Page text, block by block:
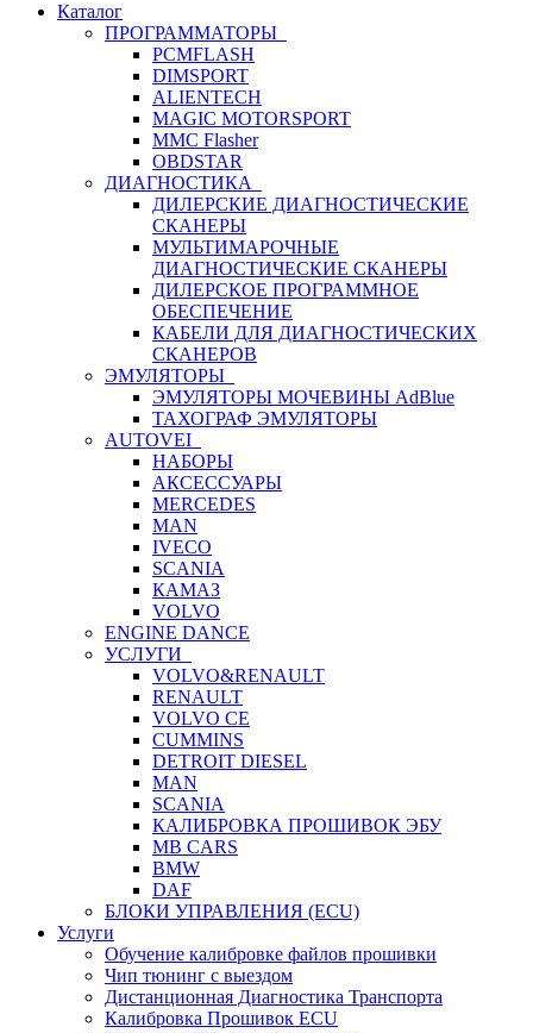
Каталог
ПРОГРАММАТОРЫ
PCMFLASH
DIMSPORT
ALIENTECH
MAGIC MOTORSPORT
MMC Flasher
OBDSTAR
ДИАГНОСТИКА
ДИЛЕРСКИЕ ДИАГНОСТИЧЕСКИЕ
СКАНЕРЫ
МУЛЬТИМАРОЧНЫЕ
ДИАГНОСТИЧЕСКИЕ СКАНЕРЫ
ДИЛЕРСКОЕ ПРОГРАММНОЕ
ОБЕСПЕЧЕНИЕ
КАБЕЛИ ДЛЯ ДИАГНОСТИЧЕСКИХ
СКАНЕРОВ
ЭМУЛЯТОРЫ
ЭМУЛЯТОРЫ МОЧЕВИНЫ АdBlue
ТАХОГРАФ ЭМУЛЯТОРЫ
AUTOVEI
НАБОРЫ
АКСЕССУАРЫ
MERCEDES
MAN
IVECO
SCANIA
КАМАЗ
VOLVO
ENGINE DANCE
УСЛУГИ
VOLVO&RENAULT
RENAULT
VOLVO CE
CUMMINS
DETROIT DIESEL
MAN
SCANIA
КАЛИБРОВКА ПРОШИВОК ЭБУ
MB CARS
BMW
DAF
БЛОКИ УПРАВЛЕНИЯ (ECU)
Услуги
Обучение калибровке файлов прошивки
Чип тюнинг с выездом
Дистанционная Диагностика Транспорта
Калибровка Прошивок ECU